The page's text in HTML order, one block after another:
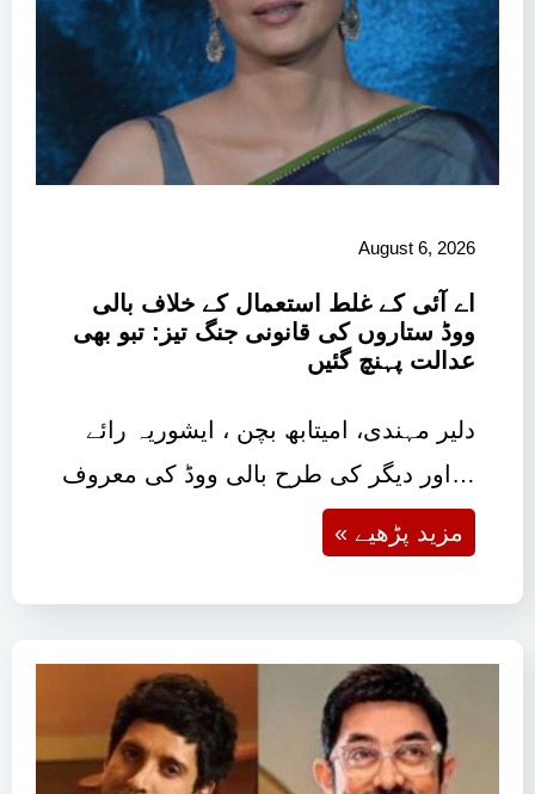
August 6, 2026
اے آئی کے غلط استعمال کے خلاف بالی
ووڈ ستاروں کی قانونی جنگ تیز: تبو بھی
عدالت پہنچ گئیں
دلیر مہندی، امیتابھ بچن ، ایشوریہ رائے
اور دیگر کی طرح بالی ووڈ کی معروف…
« مزید پڑھیے